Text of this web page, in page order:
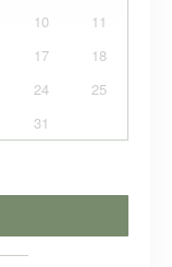
10
11
17
18
24
25
31